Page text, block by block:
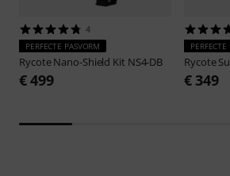
4
PERFECTE PASVORM
RycoteNano-Shield Kit NS4-DB
€ 499
Rycote
€ 349